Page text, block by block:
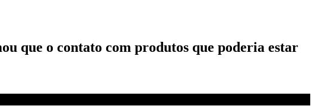
que o contato com produtos que poderia estar